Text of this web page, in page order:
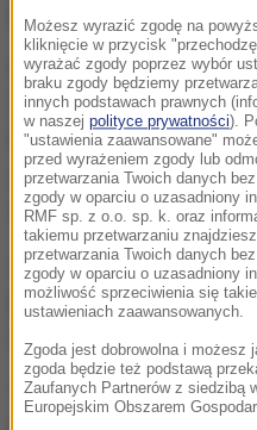
krajów członkowskich.
Moskwa jest oburzona,
Walentynie Matwijenko,
Federacji, USA wydały
ona jedynie na pobyt w
delegacja w proteście
Inny deputowany znany
popierający ukraińskich
nawet zerwania
Ta sytuacja nie
Możesz wyrazić zgodę na
kliknięcie w przycisk
wyrażać zgody poprzez wybór
braku zgody będziemy
innych podstawach prawnych
w naszej polityce prywatności).
"ustawienia zaawansowane"
przed wyrażeniem zgody lub
przetwarzania Twoich danych
zgody w oparciu o uzasadniony
RMF sp. z o.o. sp. k. oraz
takiemu przetwarzaniu
przetwarzania Twoich danych
zgody w oparciu o uzasadniony
możliwość sprzeciwienia się
ustawieniach zaawansowanych.
Zgoda jest dobrowolna i możesz
zgoda będzie też podstawą
Zaufanych Partnerów z siedzibą
Europejskim Obszarem